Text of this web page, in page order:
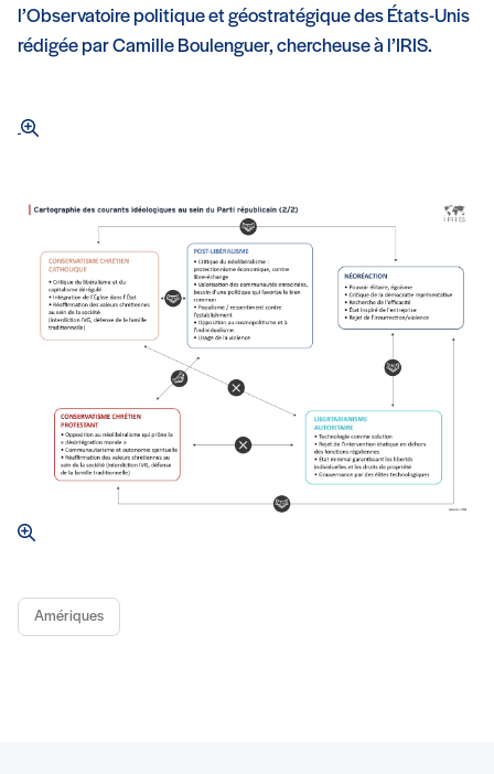
l’Observatoire politique et géostratégique des États-Unis
rédigée par Camille Boulenguer, chercheuse à l’IRIS.
Amériques